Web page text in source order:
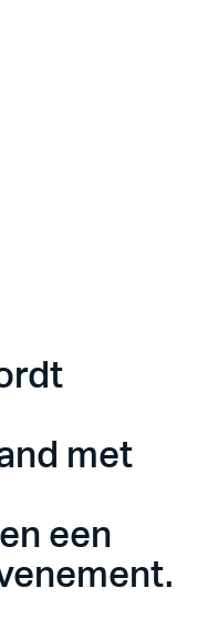
met
een